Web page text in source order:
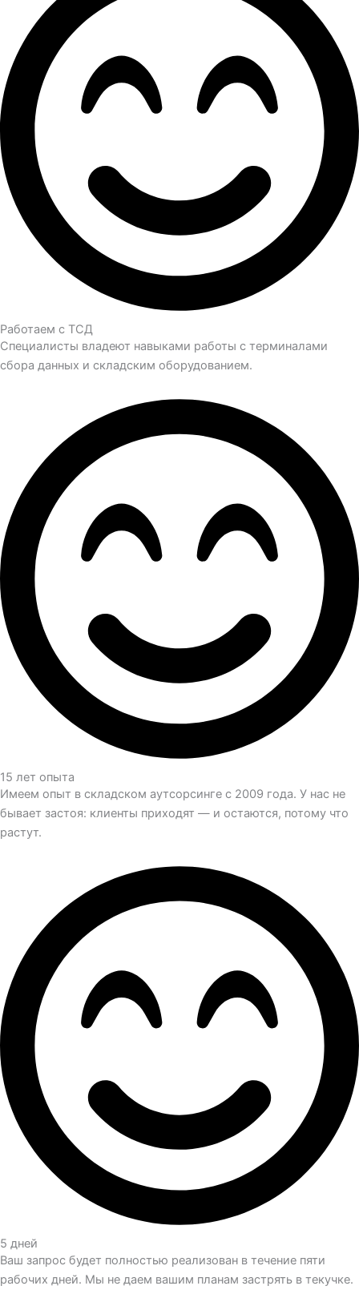
Работаем с ТСД
Специалисты владеют навыками работы с терминалами
сбора данных и складским оборудованием.
15 лет опыта
Имеем опыт в складском аутсорсинге с 2009 года. У нас не
бывает застоя: клиенты приходят — и остаются, потому что
растут.
5 дней
Ваш запрос будет полностью реализован в течение пяти
рабочих дней. Мы не даем вашим планам застрять в текучке.